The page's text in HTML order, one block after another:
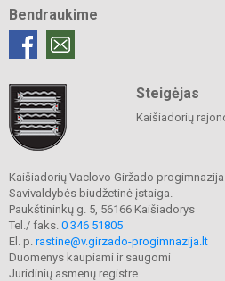
Bendraukime
Steigėjas
Kaišiadorių
Kaišiadorių Vaclovo Giržado progimnazija
Savivaldybės biudžetinė įstaiga.
Paukštininkų g. 5, 56166 Kaišiadorys
Tel./ faks. 0 346 51805
El. p. rastine@v.girzado-progimnazija.lt
Duomenys kaupiami ir saugomi
Juridinių asmenų registre